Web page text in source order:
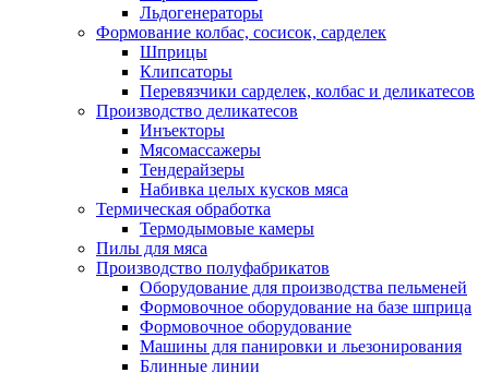
Льдогенераторы
Формование колбас, сосисок, сарделек
Шприцы
Клипсаторы
Перевязчики сарделек, колбас и деликатесов
Производство деликатесов
Инъекторы
Мясомассажеры
Тендерайзеры
Набивка целых кусков мяса
Термическая обработка
Термодымовые камеры
Пилы для мяса
Производство полуфабрикатов
Оборудование для производства пельменей
Формовочное оборудование на базе шприца
Формовочное оборудование
Машины для панировки и льезонирования
Блинные линии